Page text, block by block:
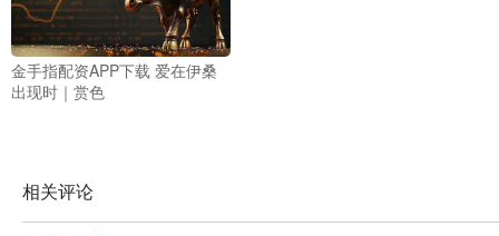
金手指配资APP下载 爱在伊桑
出现时｜赏色
相关评论